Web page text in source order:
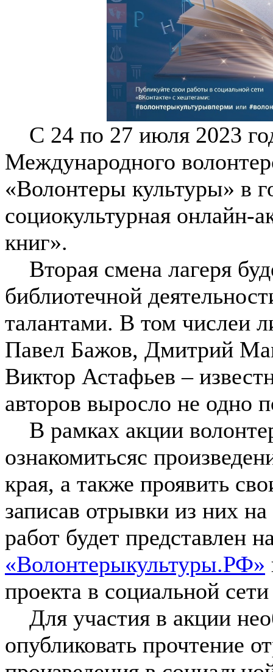
С 24 по 27 июля 2023
Международного
«Волонтеры культуры» в
социокультурная онлайн-
книг».
Вторая смена лагеря
библиотечной
талантами. В том числеи
Павел Бажов, Дмитрий
Виктор Астафьев –
авторов выросло не одно
В рамках акции
ознакомитьсяс
края, а также проявить
записав отрывки из них
работ будет представлен
«Волонтерыкультуры.РФ»
проекта в социальной
Для участия в акции
опубликовать прочтение